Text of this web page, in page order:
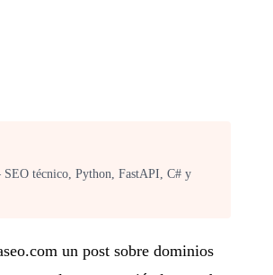
técnico, Python, FastAPI, C# y
un post sobre dominios